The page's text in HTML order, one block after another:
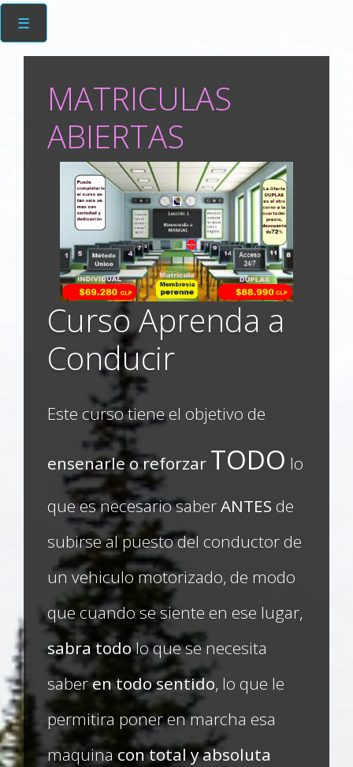
☰
MATRICULAS
ABIERTAS
Curso Aprenda a
Conducir
Este curso tiene el objetivo de
ensenarle o reforzar TODO lo
que es necesario saberANTES de
subirse al puesto del conductor de
un vehiculo motorizado, de modo
que cuando se siente en ese lugar,
sabra todolo que se necesita
saberen todo sentido, lo que le
permitira poner en marcha esa
maquinacon total y absoluta